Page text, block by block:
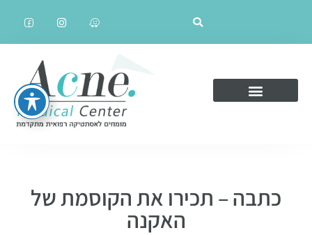
כתבה – תכירו את הקוסמת של
האקנה